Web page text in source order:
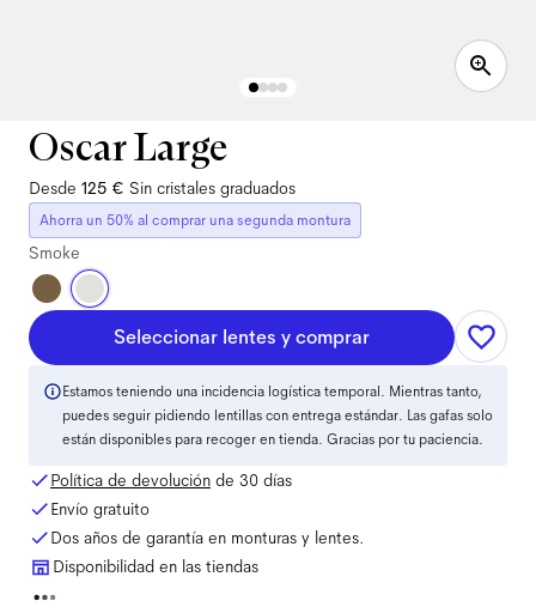
Oscar Large
Desde 125 € Sin cristales graduados
Ahorra un 50% al comprar una segunda montura
Smoke
Seleccionar lentes y comprar
Estamos teniendo una incidencia logística temporal. Mientras tanto,
puedes seguir pidiendo lentillas con entrega estándar. Las gafas solo
están disponibles para recoger en tienda. Gracias por tu paciencia.
Política de devolución de 30 días
Envío gratuito
Dos años de garantía en monturas y lentes.
Disponibilidad en las tiendas